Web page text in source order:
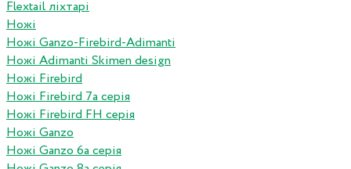
Flextail ліхтарі
Ножі
Ножі Ganzo-Firebird-Adimanti
Ножі Adimanti Skimen design
Ножі Firebird
Ножі Firebird 7а серія
Ножі Firebird FH серія
Ножі Ganzo
Ножі Ganzo 6а серія